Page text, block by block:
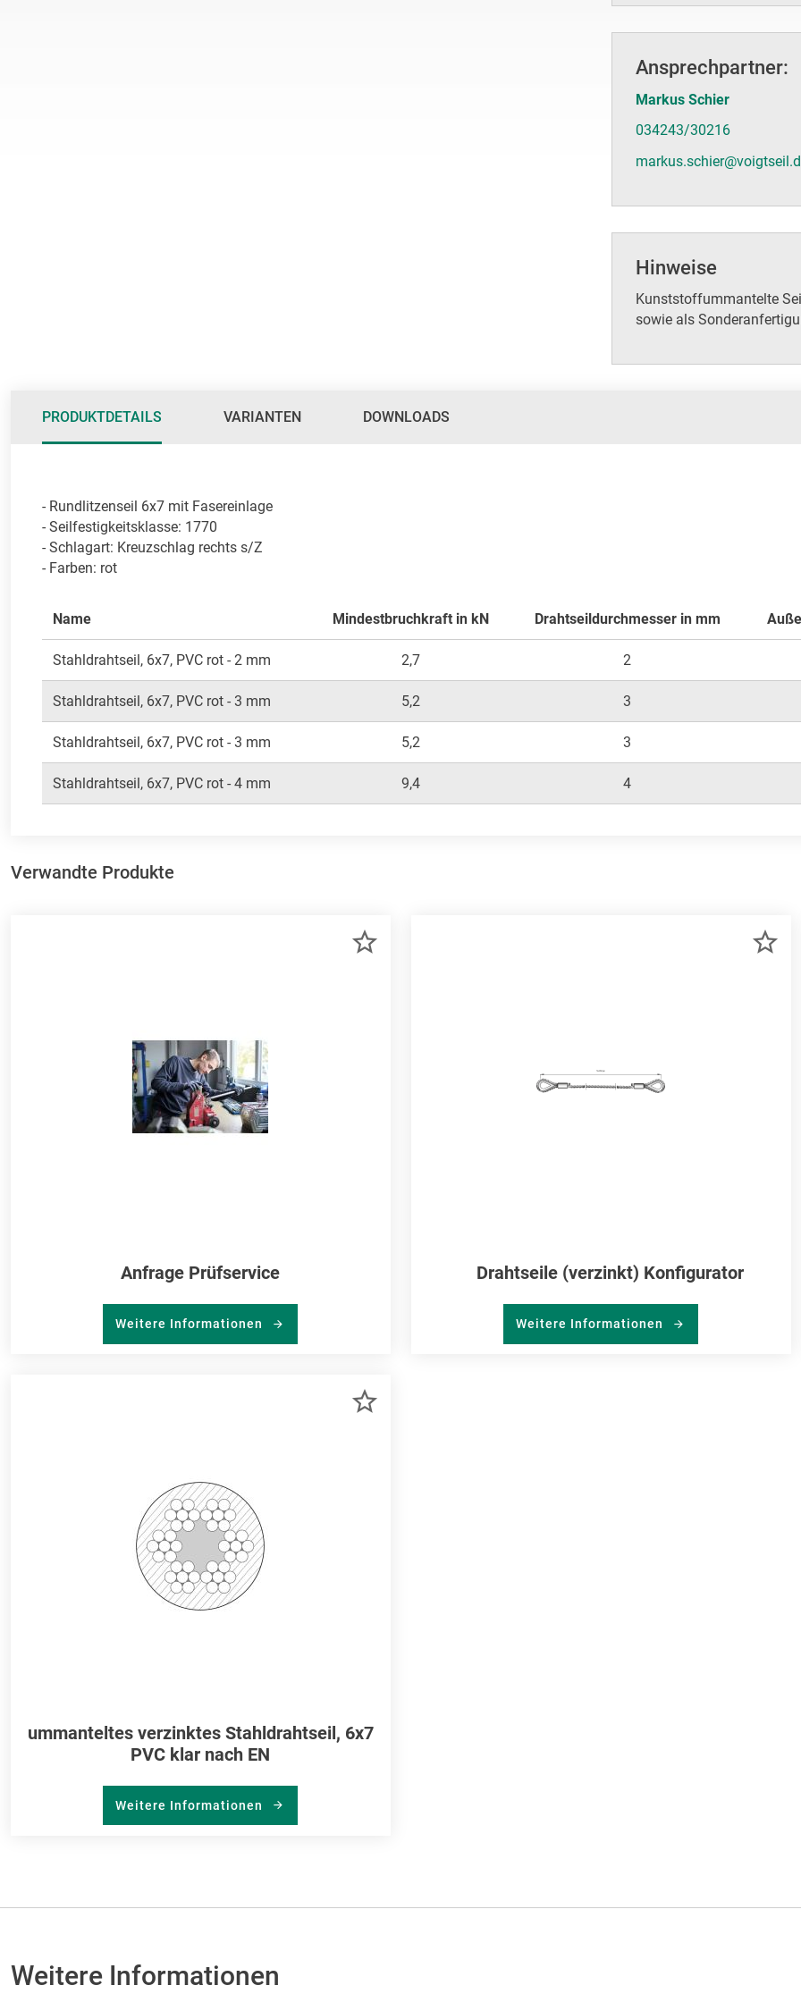
Ansprechpartner:
Markus Schier
034243/30216
Hinweise
Kunststoffummantelte
sowie als
PRODUKTDETAILS
- Rundlitzenseil 6x7 mit Fasereinlage
- Seilfestigkeitsklasse: 1770
- Schlagart: Kreuzschlag rechts s/Z
- Farben: rot
Name Mindestbruchkraft in kN Drahtseildurchmesser in mm
Stahldrahtseil, 6x7, PVC rot - 2 mm 2,7 2
Stahldrahtseil, 6x7, PVC rot - 3 mm 5,2 3
Stahldrahtseil, 6x7, PVC rot - 3 mm 5,2 3
Stahldrahtseil, 6x7, PVC rot - 4 mm 9,4 4
VARIANTEN DOWNLOADS
Verwandte Produkte
Anfrage Prüfservice
Weitere Informationen
Drahtseile (verzinkt) Konfigurator
Weitere Informationen
ummanteltes verzinktes Stahldrahtseil, 6x7
PVC klar nach EN
Weitere Informationen
Weitere Informationen